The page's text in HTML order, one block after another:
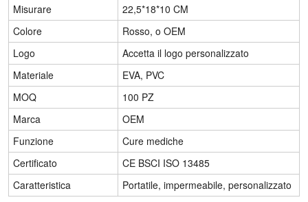
Misurare
22,5*18*10 CM
Colore
Rosso, o OEM
Logo
Accetta il logo personalizzato
Materiale
EVA, PVC
MOQ
100 PZ
Marca
OEM
Funzione
Cure mediche
Certificato
CE BSCI ISO 13485
Caratteristica
Portatile, impermeabile, personalizzato